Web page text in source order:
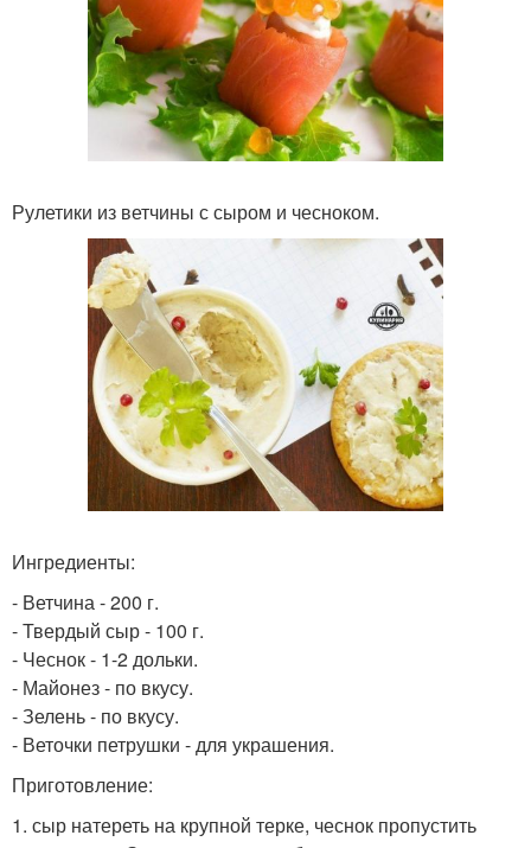
Рулетики из ветчины с сыром и чесноком.
Ингредиенты:
- Ветчина - 200 г.
- Твердый сыр - 100 г.
- Чеснок - 1-2 дольки.
- Майонез - по вкусу.
- Зелень - по вкусу.
- Веточки петрушки - для украшения.
Приготовление:
1. сыр натереть на крупной терке, чеснок пропустить